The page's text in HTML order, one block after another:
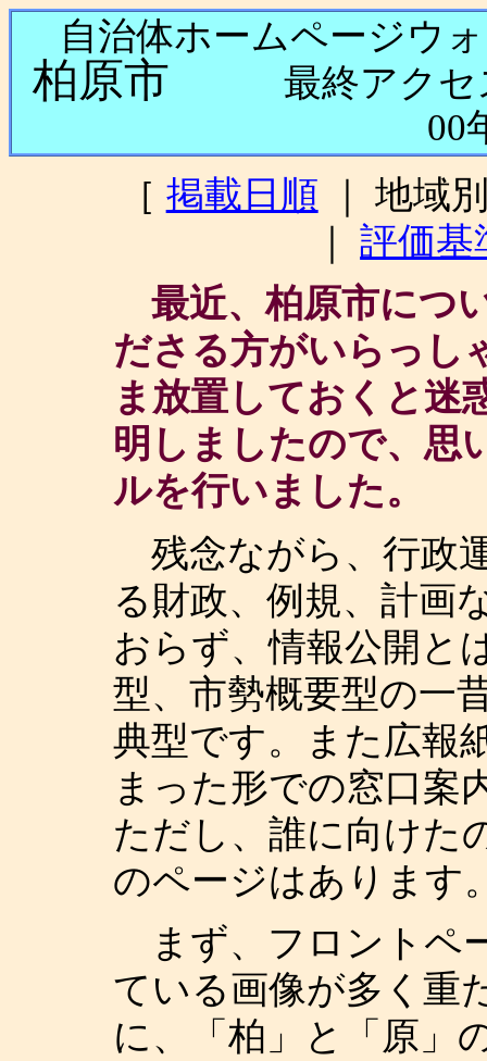
自治体ホームページ
柏原市 最終アクセ
00
［ 掲載日順 ｜ 地域
｜評価基
最近、柏原市につ
ださる方がいらっし
ま放置しておくと迷
明しましたので、思
ルを行いました。
残念ながら、行政
る財政、例規、計画
おらず、情報公開と
型、市勢概要型の一
典型です。また広報
まった形での窓口案
ただし、誰に向けた
のページはあります
まず、フロントペ
ている画像が多く重
に、「柏」と「原」